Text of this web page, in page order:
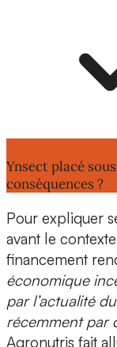
Ynsect placé
conséquences ?
Pour expliquer
avant le
financement
économique
par l’actualité
récemment par
Agronutris fait